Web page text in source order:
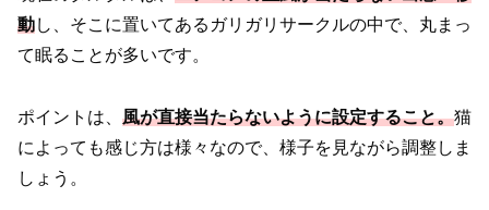
動し、そこに置いてあるガリガリサークルの中で、丸まっ
て眠ることが多いです。
ポイントは、 風が直接当たらないように設定すること。猫
によっても感じ方は様々なので、様子を見ながら調整しま
しょう。